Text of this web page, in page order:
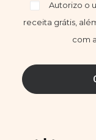
Autorizo o
receita grátis,
com